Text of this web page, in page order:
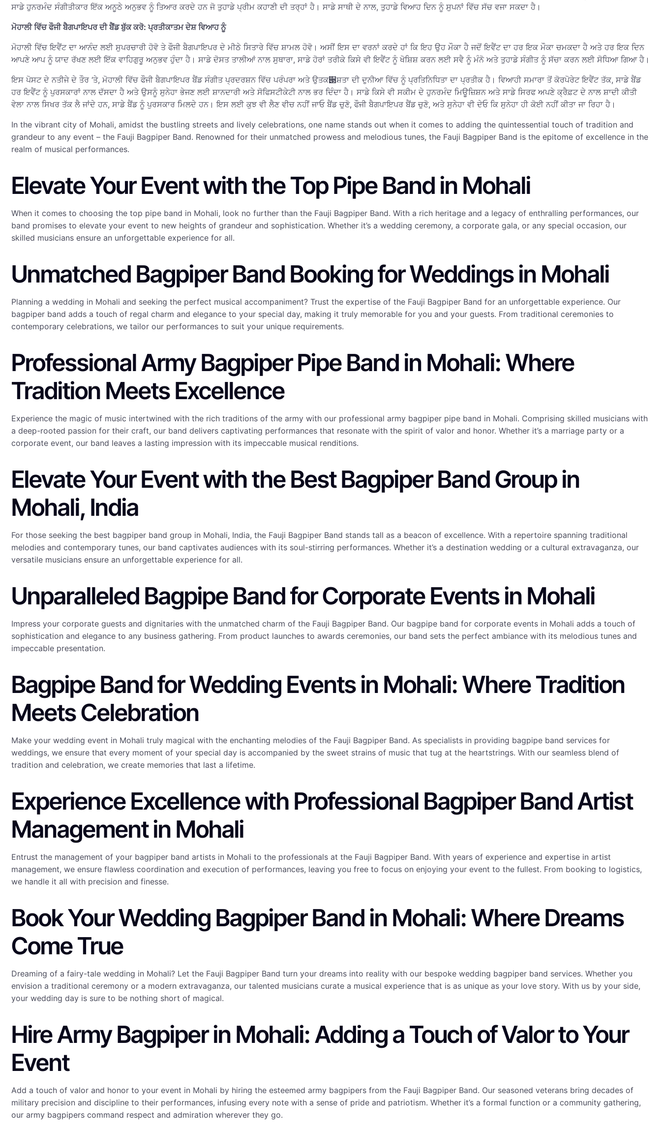
ਸਾਡੇ ਹੁਨਰਮੰਦ ਸੰਗੀਤੀਕਾਰ ਇੱਕ ਅਨੂਠੇ ਅਨੁਭਵ ਨੂੰ ਤਿਆਰ ਕਰਦੇ ਹਨ ਜੋ ਤੁਹਾਡੇ ਪ੍ਰੀਮ ਕਹਾਣੀ ਦੀ ਤਰ੍ਹਾਂ ਹੈ। ਸਾਡੇ ਸਾਥੀ ਦੇ ਨਾਲ, ਤੁਹਾਡੇ ਵਿਆਹ ਦਿਨ ਨੂੰ ਸੁਪਨਾਂ ਵਿੱਚ ਸੱਚ ਵਜਾ ਸਕਦਾ ਹੈ।
ਮੋਹਾਲੀ ਵਿੱਚ ਫੌਜੀ ਬੈਗਪਾਇਪਰ ਦੀ ਬੈਂਡ ਬੁੱਕ ਕਰੋ: ਪ੍ਰਤੀਕਾਤਮ ਦੇਸ਼ ਵਿਆਹ ਨੂੰ
ਮੋਹਾਲੀ ਵਿੱਚ ਇਵੈਂਟ ਦਾ ਆਨੰਦ ਲਈ ਸੁਪਰਚਾਰੀ ਹੋਵੋ ਤੇ ਫੌਜੀ ਬੈਗਪਾਇਪਰ ਦੇ ਮੀਠੇ ਸਿਤਾਰੇ ਵਿੱਚ ਸ਼ਾਮਲ ਹੋਵੋ। ਅਸੀਂ ਇਸ ਦਾ ਵਰਨਾਂ ਕਰਦੇ ਹਾਂ ਕਿ ਇਹ ਉਹ ਮੌਕਾ ਹੈ ਜਦੋਂ ਇਵੈਂਟ ਦਾ ਹਰ ਇਕ ਮੌਕਾ ਚਮਕਦਾ ਹੈ ਅਤੇ ਹਰ ਇਕ ਦਿਨ
ਆਪਣੇ ਆਪ ਨੂੰ ਯਾਦ ਰੱਖਣ ਲਈ ਇੱਕ ਵਾਹਿਗੁਰੂ ਅਨੁਭਵ ਹੁੰਦਾ ਹੈ। ਸਾਡੇ ਦੋਸਤ ਤਾਲੀਆਂ ਨਾਲ ਸੁਥਾਰਾ, ਸਾਡੇ ਹੋਰਾਂ ਤਰੀਕੇ ਕਿਸੇ ਵੀ ਇਵੈਂਟ ਨੂੰ ਖੋਸ਼ਿਸ਼ ਕਰਨ ਲਈ ਸਵੈ ਨੂੰ ਮੰਨੋ ਅਤੇ ਤੁਹਾਡੇ ਸੰਗੀਤ ਨੂੰ ਸੱਚਾ ਕਰਨ ਲਈ ਸੋਧਿਆ ਗਿਆ ਹੈ।
ਇਸ ਪੋਸਟ ਦੇ ਨਤੀਜੇ ਦੇ ਤੌਰ ‘ਤੇ, ਮੋਹਾਲੀ ਵਿੱਚ ਫੌਜੀ ਬੈਗਪਾਇਪਰ ਬੈਂਡ ਸੰਗੀਤ ਪ੍ਰਦਰਸ਼ਨ ਵਿੱਚ ਪਰੰਪਰਾ ਅਤੇ ਉਤਕ੃ਸ਼ਤਾ ਦੀ ਦੁਨੀਆ ਵਿੱਚ ਨੂੰ ਪ੍ਰਤਿਨਿਧਿਤਾ ਦਾ ਪ੍ਰਤੀਕ ਹੈ। ਵਿਆਹੀ ਸਮਾਰਾ ਤੋਂ ਕੋਰਪੋਰੇਟ ਇਵੈਂਟ ਤੱਕ, ਸਾਡੇ ਬੈਂਡ
ਹਰ ਇਵੈਂਟ ਨੂੰ ਪੁਰਸਕਾਰਾਂ ਨਾਲ ਦੱਸਦਾ ਹੈ ਅਤੇ ਉਸਨੂੰ ਸੁਨੇਹਾ ਭੇਜਣ ਲਈ ਸ਼ਾਨਦਾਰੀ ਅਤੇ ਸੋਫਿਸਟੀਕੇਟੀ ਨਾਲ ਭਰ ਦਿੰਦਾ ਹੈ। ਸਾਡੇ ਕਿਸੇ ਵੀ ਸਕੀਮ ਦੇ ਹੁਨਰਮੰਦ ਮਿਊਜ਼ਿਸ਼ਨ ਅਤੇ ਸਾਡੇ ਸਿਰਫ ਅਪਣੇ ਕ੍ਰੈਫ਼ਟ ਦੇ ਨਾਲ ਸ਼ਾਦੀ ਕੀਤੀ
ਵੇਲਾ ਨਾਲ ਸਿਖਰ ਤੱਕ ਲੈ ਜਾਂਦੇ ਹਨ, ਸਾਡੇ ਬੈਂਡ ਨੂੰ ਪੁਰਸਕਾਰ ਮਿਲਦੇ ਹਨ। ਇਸ ਲਈ ਕੁਝ ਵੀ ਲੈਣ ਵੀਚ ਨਹੀਂ ਜਾਓ ਬੈਂਡ ਚੁਣੋ, ਫੌਜੀ ਬੈਗਪਾਇਪਰ ਬੈਂਡ ਚੁਣੋ, ਅਤੇ ਸੁਨੇਹਾ ਵੀ ਦੇਓ ਕਿ ਸੁਨੇਹਾ ਹੀ ਕੋਈ ਨਹੀਂ ਕੀਤਾ ਜਾ ਰਿਹਾ ਹੈ।
In the vibrant city of Mohali, amidst the bustling streets and lively celebrations, one name stands out when it comes to adding the quintessential touch of tradition and
grandeur to any event – the Fauji Bagpiper Band. Renowned for their unmatched prowess and melodious tunes, the Fauji Bagpiper Band is the epitome of excellence in the
realm of musical performances.
Elevate Your Event with the Top Pipe Band in Mohali
When it comes to choosing the top pipe band in Mohali, look no further than the Fauji Bagpiper Band. With a rich heritage and a legacy of enthralling performances, our
band promises to elevate your event to new heights of grandeur and sophistication. Whether it’s a wedding ceremony, a corporate gala, or any special occasion, our
skilled musicians ensure an unforgettable experience for all.
Unmatched Bagpiper Band Booking for Weddings in Mohali
Planning a wedding in Mohali and seeking the perfect musical accompaniment? Trust the expertise of the Fauji Bagpiper Band for an unforgettable experience. Our
bagpiper band adds a touch of regal charm and elegance to your special day, making it truly memorable for you and your guests. From traditional ceremonies to
contemporary celebrations, we tailor our performances to suit your unique requirements.
Professional Army Bagpiper Pipe Band in Mohali: Where
Tradition Meets Excellence
Experience the magic of music intertwined with the rich traditions of the army with our professional army bagpiper pipe band in Mohali. Comprising skilled musicians with
a deep-rooted passion for their craft, our band delivers captivating performances that resonate with the spirit of valor and honor. Whether it’s a marriage party or a
corporate event, our band leaves a lasting impression with its impeccable musical renditions.
Elevate Your Event with the Best Bagpiper Band Group in
Mohali, India
For those seeking the best bagpiper band group in Mohali, India, the Fauji Bagpiper Band stands tall as a beacon of excellence. With a repertoire spanning traditional
melodies and contemporary tunes, our band captivates audiences with its soul-stirring performances. Whether it’s a destination wedding or a cultural extravaganza, our
versatile musicians ensure an unforgettable experience for all.
Unparalleled Bagpipe Band for Corporate Events in Mohali
Impress your corporate guests and dignitaries with the unmatched charm of the Fauji Bagpiper Band. Our bagpipe band for corporate events in Mohali adds a touch of
sophistication and elegance to any business gathering. From product launches to awards ceremonies, our band sets the perfect ambiance with its melodious tunes and
impeccable presentation.
Bagpipe Band for Wedding Events in Mohali: Where Tradition
Meets Celebration
Make your wedding event in Mohali truly magical with the enchanting melodies of the Fauji Bagpiper Band. As specialists in providing bagpipe band services for
weddings, we ensure that every moment of your special day is accompanied by the sweet strains of music that tug at the heartstrings. With our seamless blend of
tradition and celebration, we create memories that last a lifetime.
Experience Excellence with Professional Bagpiper Band Artist
Management in Mohali
Entrust the management of your bagpiper band artists in Mohali to the professionals at the Fauji Bagpiper Band. With years of experience and expertise in artist
management, we ensure flawless coordination and execution of performances, leaving you free to focus on enjoying your event to the fullest. From booking to logistics,
we handle it all with precision and finesse.
Book Your Wedding Bagpiper Band in Mohali: Where Dreams
Come True
Dreaming of a fairy-tale wedding in Mohali? Let the Fauji Bagpiper Band turn your dreams into reality with our bespoke wedding bagpiper band services. Whether you
envision a traditional ceremony or a modern extravaganza, our talented musicians curate a musical experience that is as unique as your love story. With us by your side,
your wedding day is sure to be nothing short of magical.
Hire Army Bagpiper in Mohali: Adding a Touch of Valor to Your
Event
Add a touch of valor and honor to your event in Mohali by hiring the esteemed army bagpipers from the Fauji Bagpiper Band. Our seasoned veterans bring decades of
military precision and discipline to their performances, infusing every note with a sense of pride and patriotism. Whether it’s a formal function or a community gathering,
our army bagpipers command respect and admiration wherever they go.